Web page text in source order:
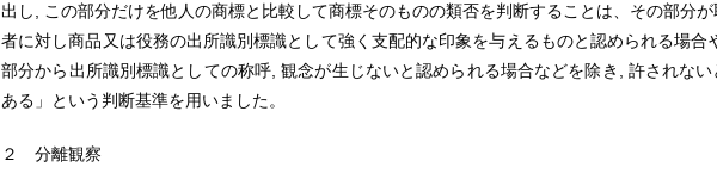
出し, この部分だけを他人の商標と比較して商標そのものの類否を判断することは、その部分
者に対し商品又は役務の出所識別標識として強く支配的な印象を与えるものと認められる場合
部分から出所識別標識としての称呼, 観念が生じないと認められる場合などを除き, 許されな
ある」という判断基準を用いました。
２ 分離観察